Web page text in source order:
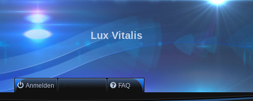
Lux Vitalis
Anmelden Registrieren FAQ